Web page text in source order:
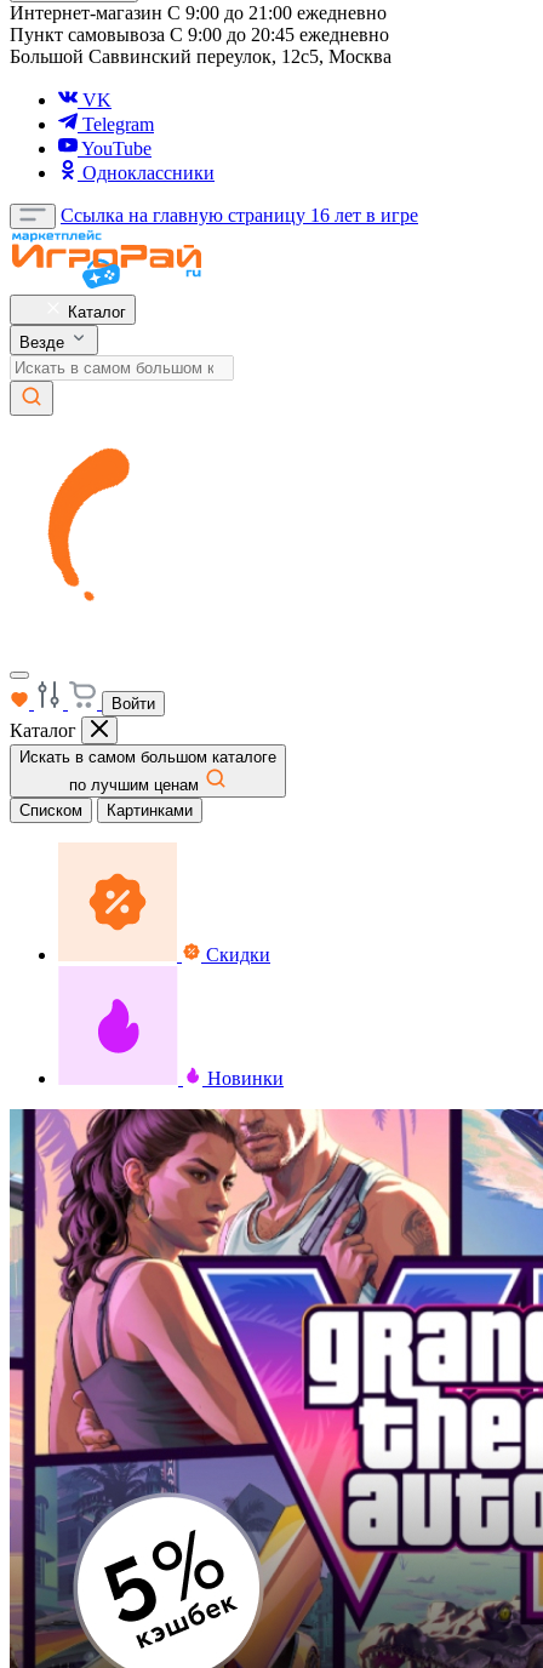
Интернет-магазин С 9:00 до 21:00 ежедневно
Пункт самовывоза С 9:00 до 20:45 ежедневно
Большой Саввинский переулок, 12с5, Москва
VK
Telegram
YouTube
Одноклассники
Ссылка на главную страницу 16 лет в игре
Каталог
Везде
Войти
Каталог
Искать в самом большом каталоге
по лучшим ценам
Списком
Картинками
Скидки
Новинки